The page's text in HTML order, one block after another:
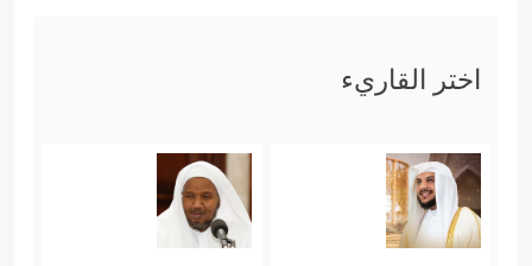
اختر القاريء